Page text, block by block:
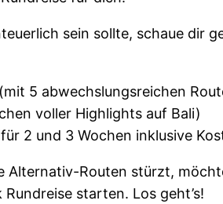
sein sollte, schaue dir
(mit 5 abwechslungsreichen
voller Highlights auf Bali)
2 und 3 Wochen inklusive
Alternativ-Routen stürzt,
starten. Los geht’s!